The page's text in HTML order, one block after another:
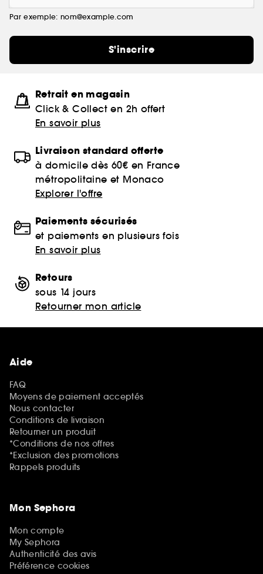
Par exemple: nom@example.com
S'inscrire
Retrait en magasin
Click & Collect en 2h offert
En savoir plus
Livraison standard offerte
à domicile dès 60€ en France
métropolitaine et Monaco
Explorer l'offre
Paiements sécurisés
et paiements en plusieurs fois
En savoir plus
Retours
sous 14 jours
Retourner mon article
Aide
FAQ
Moyens de paiement acceptés
Nous contacter
Conditions de livraison
Retourner un produit
*Conditions de nos offres
*Exclusion des promotions
Rappels produits
Mon Sephora
Mon compte
My Sephora
Authenticité des avis
Préférence cookies